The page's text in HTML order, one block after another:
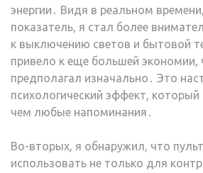
энергии․ Видя в реальном
показатель, я стал более
к выключению светов и бытовой
привело к еще большей экономии,
предполагал изначально․ Это
психологический эффект,
чем любые напоминания․
Во-вторых, я обнаружил, что
использовать не только для